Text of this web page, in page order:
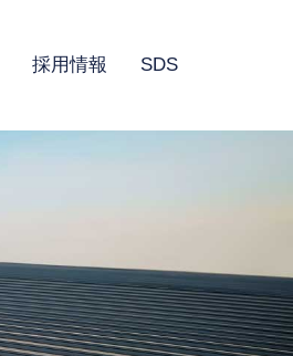
採用情報 SDS